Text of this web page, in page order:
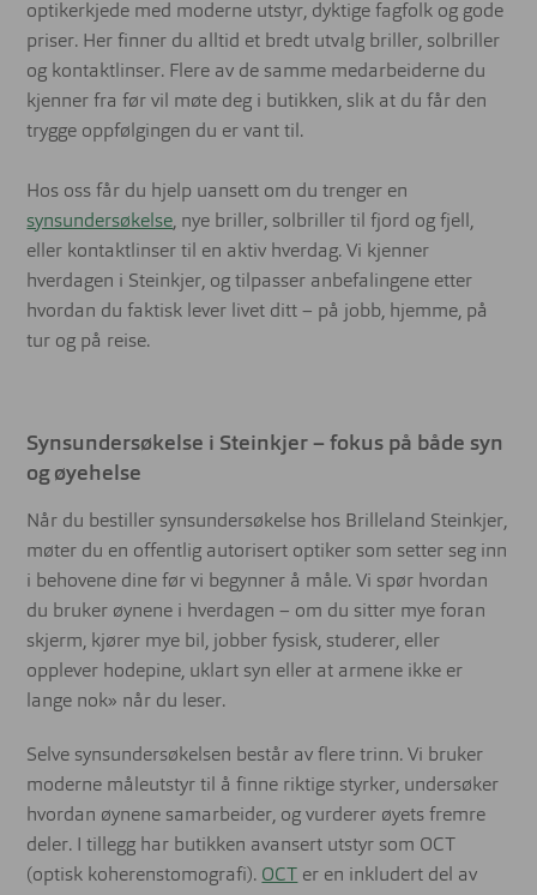
optikerkjede med moderne utstyr, dyktige fagfolk og gode
priser. Her finner du alltid et bredt utvalg briller, solbriller
og kontaktlinser. Flere av de samme medarbeiderne du
kjenner fra før vil møte deg i butikken, slik at du får den
trygge oppfølgingen du er vant til.
Hos oss får du hjelp uansett om du trenger en
synsundersøkelse, nye briller, solbriller til fjord og fjell,
eller kontaktlinser til en aktiv hverdag. Vi kjenner
hverdagen i Steinkjer, og tilpasser anbefalingene etter
hvordan du faktisk lever livet ditt – på jobb, hjemme, på
tur og på reise.
Synsundersøkelse i Steinkjer – fokus på både syn
og øyehelse
Når du bestiller synsundersøkelse hos Brilleland Steinkjer,
møter du en offentlig autorisert optiker som setter seg inn
i behovene dine før vi begynner å måle. Vi spør hvordan
du bruker øynene i hverdagen – om du sitter mye foran
skjerm, kjører mye bil, jobber fysisk, studerer, eller
opplever hodepine, uklart syn eller at armene ikke er
lange nok» når du leser.
Selve synsundersøkelsen består av flere trinn. Vi bruker
moderne måleutstyr til å finne riktige styrker, undersøker
hvordan øynene samarbeider, og vurderer øyets fremre
deler. I tillegg har butikken avansert utstyr som OCT
(optisk koherenstomografi). OCT er en inkludert del av